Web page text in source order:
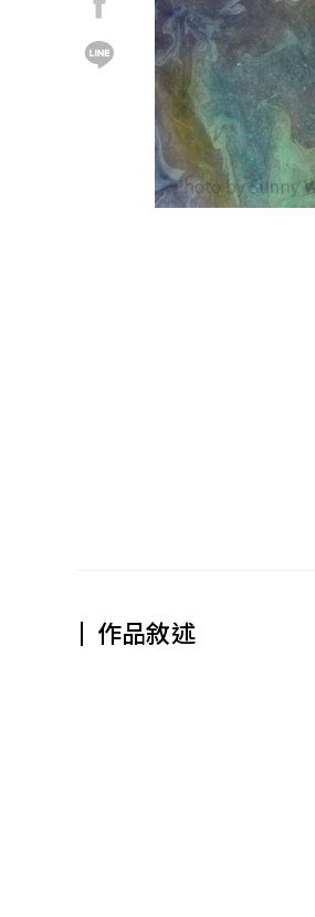
作品敘述